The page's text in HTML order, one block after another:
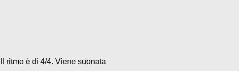
ritmo è di 4/4. Viene suonata